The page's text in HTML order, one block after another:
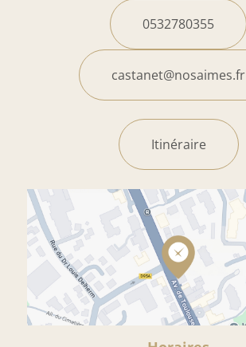
0532780355
castanet@nosaimes.fr
Itinéraire